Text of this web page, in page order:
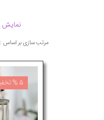
نمایش
مرتب سازی بر اساس :
5 % تخفیف